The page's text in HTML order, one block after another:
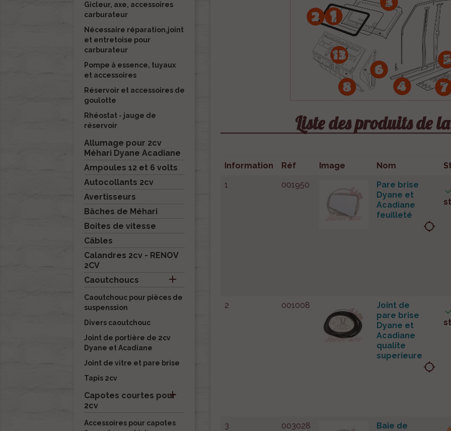
Gicleur, axe, accessoires
carburateur
Nécessaire réparation,joint
et entretoise pour
carburateur
Pompe à essence, tuyaux
et accessoires
Réservoir et accessoires de
goulotte
Rhéostat - jauge de
réservoir
Allumage pour 2cv
Méhari Dyane Acadiane
Ampoules 12 et 6 volts
Autocollants 2cv
Avertisseurs
Bâches de Méhari
Boites de vitesse
Câbles
Calandres 2cv - RENOV
2CV
Caoutchoucs

Caoutchouc pour pièces de
suspenssion
Divers caoutchouc
Joint de portière de 2cv
Dyane et Acadiane
Joint de vitre et pare brise
Tapis 2cv
Capotes courtes pour
2cv

Accessoires pour capotes
Liste des produits de
Information Réf Image Nom
1
001950
Pare brise
Dyane et
Acadiane
feuilleté
location_searching
2 001008
Joint de
pare brise
Dyane et
Acadiane
qualite
superieure
location_searching
3 003028
Baie de